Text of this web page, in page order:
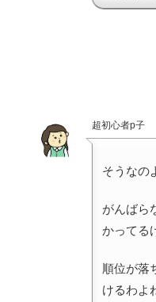
超初心者p子
そうなの
がんばら
かってる
順位が落
けるわよ